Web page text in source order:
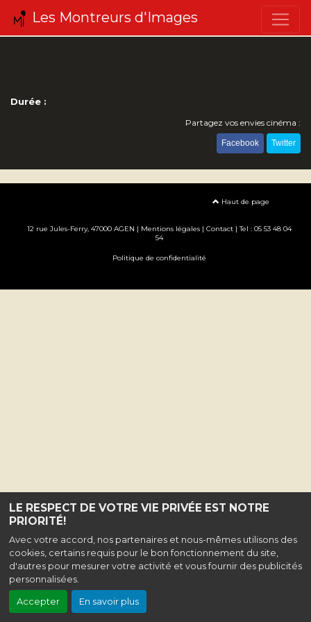
LE RESPECT DE VOTRE VIE PRIVÉE EST NOTRE
PRIORITÉ!
Avec votre accord, nos partenaires et nous-mêmes utilisons des
cookies, certains requis pour le bon fonctionnement du site,
d'autres pour mesurer votre activité et vous fournir des publicités
personnalisées.
Accepter En savoir plus
Les Montreurs d'Images
Durée :
Partagez vos envies cinéma :
Facebook Twitter
Haut de page
12 rue Jules-Ferry, 47000 AGEN | Mentions légales| Contact| Tel : 05 53 48 04
54
Politique de confidentialité